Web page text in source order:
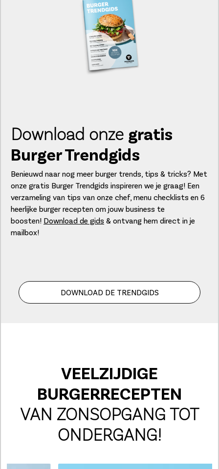
Download onze gratis
Burger Trendgids
Benieuwd naar nog meer burger trends, tips & tricks? Met
onze gratis Burger Trendgids inspireren we je graag! Een
verzameling van tips van onze chef, menu checklists en 6
heerlijke burger recepten om jouw business te
boosten! Download de gids & ontvang hem direct in je
mailbox!
DOWNLOAD DE TRENDGIDS
VEELZIJDIGE
BURGERRECEPTEN
VAN ZONSOPGANG TOT
ONDERGANG!